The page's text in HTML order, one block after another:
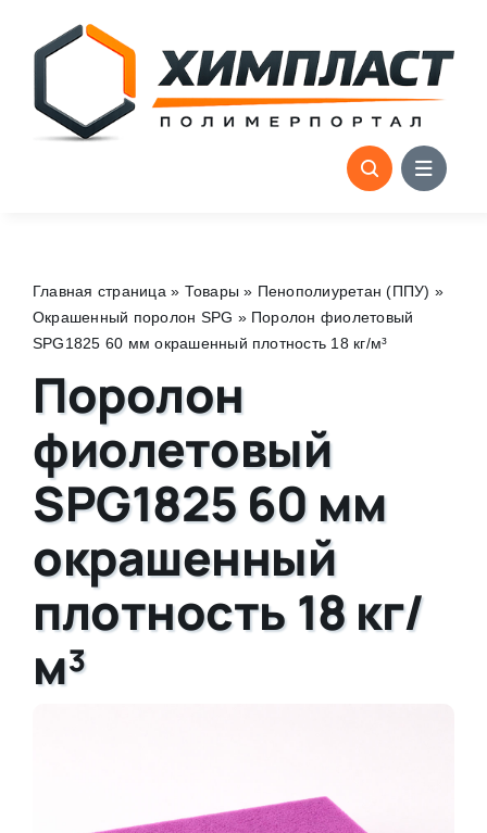
content
Главная страница » Товары » Пенополиуретан (ППУ) »
Окрашенный поролон SPG » Поролон фиолетовый
SPG1825 60 мм окрашенный плотность 18 кг/м³
Поролон
фиолетовый
SPG1825 60 мм
окрашенный
плотность 18 кг/
м³